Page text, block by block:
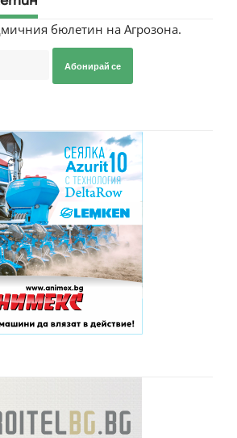
бюлетин на Агрозона.
Абонирай се